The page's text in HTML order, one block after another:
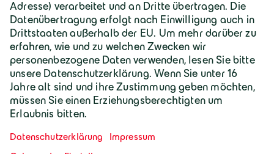
Geiger Gruppe
Wilhelm-Geiger-Straße 1
87561 Oberstdorf
+49 8322 18 0
info@geigergruppe.de